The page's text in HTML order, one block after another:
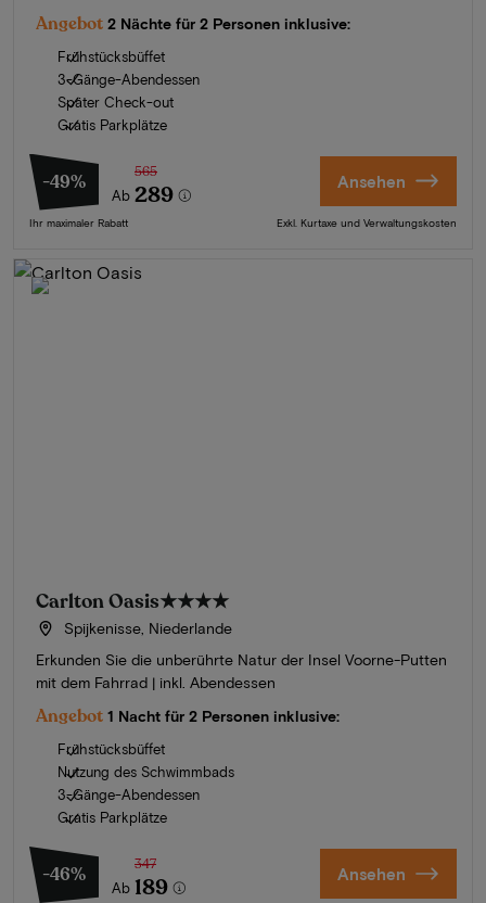
Angebot 2 Nächte für 2 Personen inklusive:
Frühstücksbüffet
3-Gänge-Abendessen
Später Check-out
Gratis Parkplätze
-49%
Ab
565
289
Ihr maximaler Rabatt
Ansehen
Exkl. Kurtaxe und Verwaltungskosten
Carlton Oasis★★★★
Spijkenisse, Niederlande
Erkunden Sie die unberührte Natur der Insel Voorne-Putten
mit dem Fahrrad | inkl. Abendessen
Angebot 1 Nacht für 2 Personen inklusive:
Frühstücksbüffet
Nutzung des Schwimmbads
3-Gänge-Abendessen
Gratis Parkplätze
-46%
Ab
347
189 Ansehen